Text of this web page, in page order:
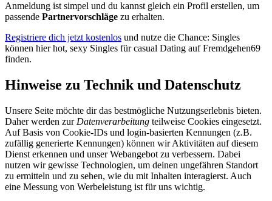
Anmeldung ist simpel und du kannst gleich ein Profil erstellen, um
passende Partnervorschläge zu erhalten.
Registriere dich jetzt kostenlos und nutze die Chance: Singles
können hier hot, sexy Singles für casual Dating auf Fremdgehen69
finden.
Hinweise zu Technik und Datenschutz
Unsere Seite möchte dir das bestmögliche Nutzungserlebnis bieten.
Daher werden zur Datenverarbeitung teilweise Cookies eingesetzt.
Auf Basis von Cookie-IDs und login-basierten Kennungen (z.B.
zufällig generierte Kennungen) können wir Aktivitäten auf diesem
Dienst erkennen und unser Webangebot zu verbessern. Dabei
nutzen wir gewisse Technologien, um deinen ungefähren Standort
zu ermitteln und zu sehen, wie du mit Inhalten interagierst. Auch
eine Messung von Werbeleistung ist für uns wichtig.